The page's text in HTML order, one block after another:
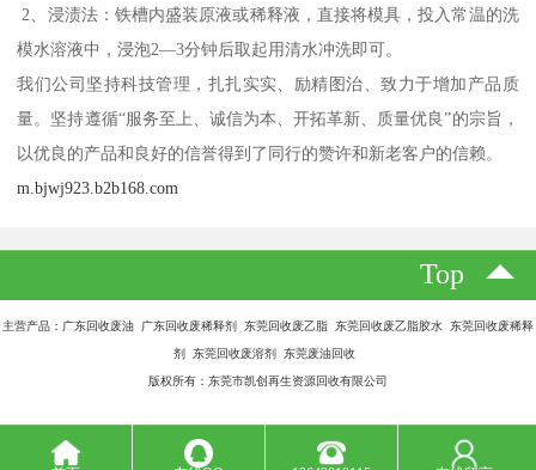
2、浸渍法：铁槽内盛装原液或稀释液，直接将模具，投入常温的洗
模水溶液中，浸泡2—3分钟后取起用清水冲洗即可。
我们公司坚持科技管理，扎扎实实、励精图治、致力于增加产品质
量。坚持遵循“服务至上、诚信为本、开拓革新、质量优良”的宗旨，
以优良的产品和良好的信誉得到了同行的赞许和新老客户的信赖。
m.bjwj923.b2b168.com
Top
主营产品：广东回收废油 广东回收废稀释剂 东莞回收废乙脂 东莞回收废乙脂胶水 东莞回收废稀释
剂 东莞回收废溶剂 东莞废油回收
版权所有：东莞市凯创再生资源回收有限公司